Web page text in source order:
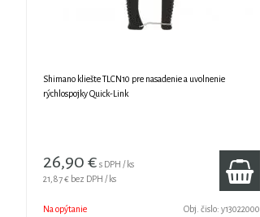
Shimano kliešte TLCN10 pre nasadenie a uvolnenie
rýchlospojky Quick-Link
26,90 € s DPH / ks
21,87 € bez DPH / ks
Na opýtanie Obj. čislo: y13022000